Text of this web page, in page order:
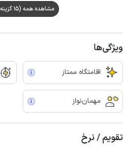
مشاهده همه (15 گزینه)
ویژگی‌ها
اقامتگاه ممتاز
مهمان‌نواز
تقویم / نرخ